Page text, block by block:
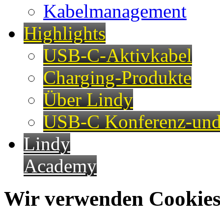
Kabelmanagement
Highlights
USB-C-Aktivkabel
Charging-Produkte
Über Lindy
USB-C Konferenz-
Lindy
Academy
Wir verwenden